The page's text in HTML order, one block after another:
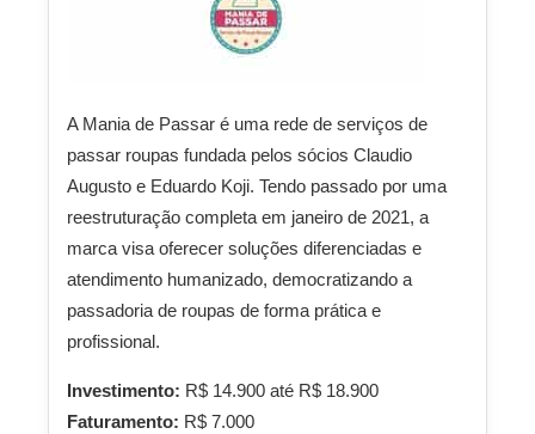
A Mania de Passar é uma rede de serviços de
passar roupas fundada pelos sócios Claudio
Augusto e Eduardo Koji. Tendo passado por uma
reestruturação completa em janeiro de 2021, a
marca visa oferecer soluções diferenciadas e
atendimento humanizado, democratizando a
passadoria de roupas de forma prática e
profissional.
Investimento: R$ 14.900 até R$ 18.900
Faturamento: R$ 7.000